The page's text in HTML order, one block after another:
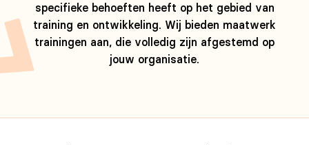
specifieke behoeften heeft op het gebied van
training en ontwikkeling. Wij bieden maatwerk
trainingen aan, die volledig zijn afgestemd op
jouw organisatie.